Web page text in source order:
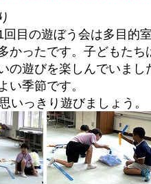
回目の遊ぼう会は多目的
かったです。子どもた
の遊びを楽しんでいまし
い季節です。
いっきり遊びましょう。